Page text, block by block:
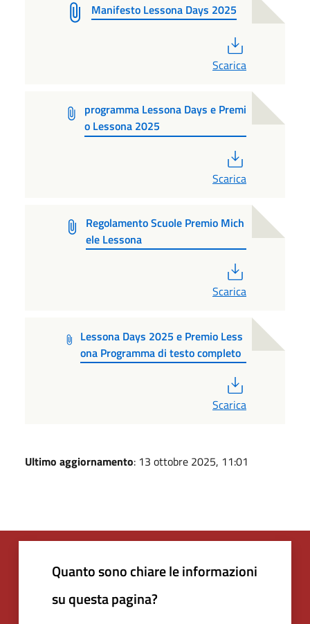
Manifesto Lessona Days 2025
Scarica
programma Lessona Days e Premi
o Lessona 2025
Scarica
Regolamento Scuole Premio Mich
ele Lessona
Scarica
Lessona Days 2025 e Premio Less
ona Programma di testo completo
Scarica
Ultimo aggiornamento: 13 ottobre 2025, 11:01
Quanto sono chiare le informazioni
su questa pagina?